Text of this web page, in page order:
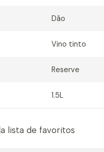
Dão
Vino tinto
Reserve
1.5L
lista de favoritos